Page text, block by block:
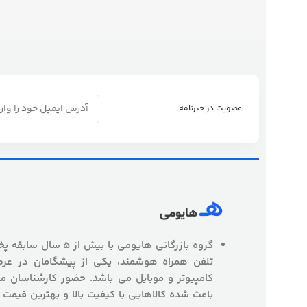
عضویت در خبرنامه
گروه بازرگانی
تلفن همراه هوشمند، یکی از پیشگامان در
کامپیوتر و موبایل می باشد. حضور
باعث شده کالاهایی با کیفیت بالا و بهترین